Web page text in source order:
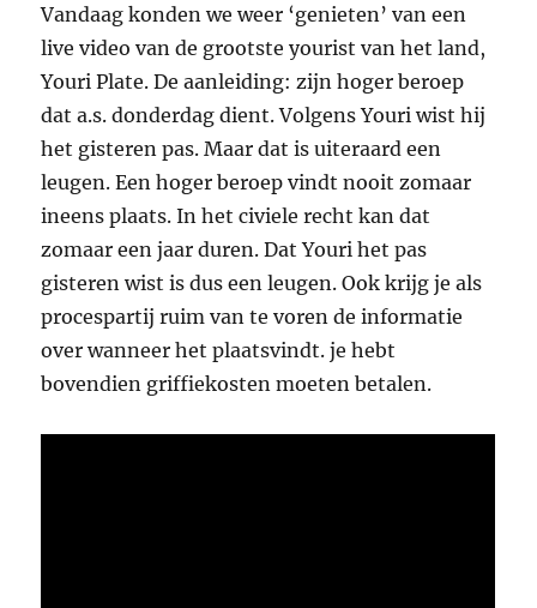
Vandaag konden we weer ‘genieten’ van een
live video van de grootste yourist van het land,
Youri Plate. De aanleiding: zijn hoger beroep
dat a.s. donderdag dient. Volgens Youri wist hij
het gisteren pas. Maar dat is uiteraard een
leugen. Een hoger beroep vindt nooit zomaar
ineens plaats. In het civiele recht kan dat
zomaar een jaar duren. Dat Youri het pas
gisteren wist is dus een leugen. Ook krijg je als
procespartij ruim van te voren de informatie
over wanneer het plaatsvindt. je hebt
bovendien griffiekosten moeten betalen.